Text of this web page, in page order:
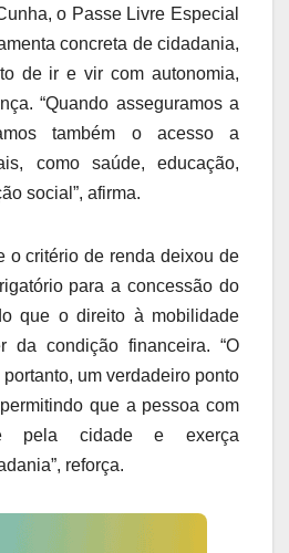
o Passe Livre Especial
concreta de cidadania,
de ir e vir com autonomia,
“Quando asseguramos a
também o acesso a
como saúde, educação,
social”, afirma.
o critério de renda deixou de
para a concessão do
que o direito à mobilidade
da condição financeira. “O
um verdadeiro ponto
que a pessoa com
pela cidade e exerça
reforça.